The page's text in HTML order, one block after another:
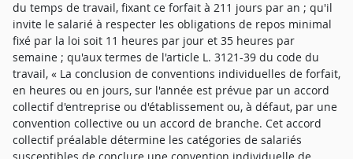
du temps de travail, fixant ce forfait à 211 jours par an ; qu'il
invite le salarié à respecter les obligations de repos minimal
fixé par la loi soit 11 heures par jour et 35 heures par
semaine ; qu'aux termes de l'article L. 3121-39 du code du
travail, « La conclusion de conventions individuelles de forfait,
en heures ou en jours, sur l'année est prévue par un accord
collectif d'entreprise ou d'établissement ou, à défaut, par une
convention collective ou un accord de branche. Cet accord
collectif préalable détermine les catégories de salariés